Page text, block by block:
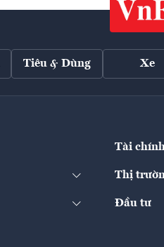
Tiêu & Dùng Xe
Tài
Thị
Đầu tư